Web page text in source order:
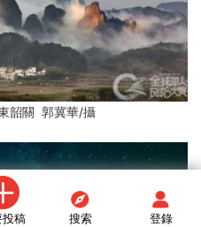
韶關 郭冀華/攝
投稿 搜索 登錄